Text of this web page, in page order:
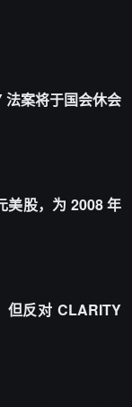
案将于国会休会
美股，为 2008 年
但反对 CLARITY